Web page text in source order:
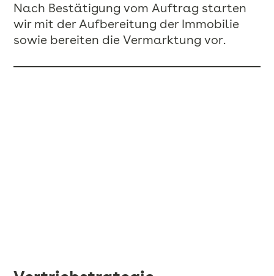
Nach Bestätigung vom Auftrag starten
wir mit der Aufbereitung der Immobilie
sowie bereiten die Vermarktung vor.